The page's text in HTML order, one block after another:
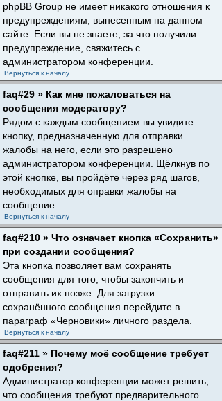
phpBB Group не имеет никакого отношения к
предупреждениям, вынесенным на данном
сайте. Если вы не знаете, за что получили
предупреждение, свяжитесь с
администратором конференции.
Вернуться к началу
faq#29 » Как мне пожаловаться на
сообщения модератору?
Рядом с каждым сообщением вы увидите
кнопку, предназначенную для отправки
жалобы на него, если это разрешено
администратором конференции. Щёлкнув по
этой кнопке, вы пройдёте через ряд шагов,
необходимых для оправки жалобы на
сообщение.
Вернуться к началу
faq#210 » Что означает кнопка «Сохранить»
при создании сообщения?
Эта кнопка позволяет вам сохранять
сообщения для того, чтобы закончить и
отправить их позже. Для загрузки
сохранённого сообщения перейдите в
параграф «Черновики» личного раздела.
Вернуться к началу
faq#211 » Почему моё сообщение требует
одобрения?
Администратор конференции может решить,
что сообщения требуют предварительного